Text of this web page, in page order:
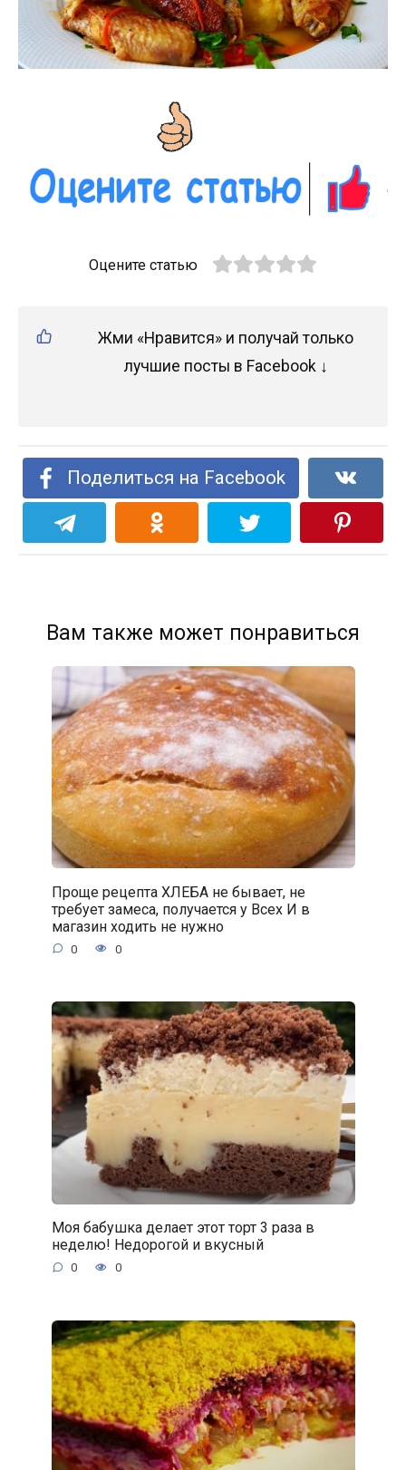
Оцените статью
Жми «Нравится» и получай только
лучшие посты в Facebook ↓
Поделиться на Facebook
Вам также может понравиться
Проще рецепта ХЛЕБА не бывает, не
требует замеса, получается у Всех И в
магазин ходить не нужно
0 0
Моя бабушка делает этот торт 3 раза в
неделю! Недорогой и вкусный
0 0